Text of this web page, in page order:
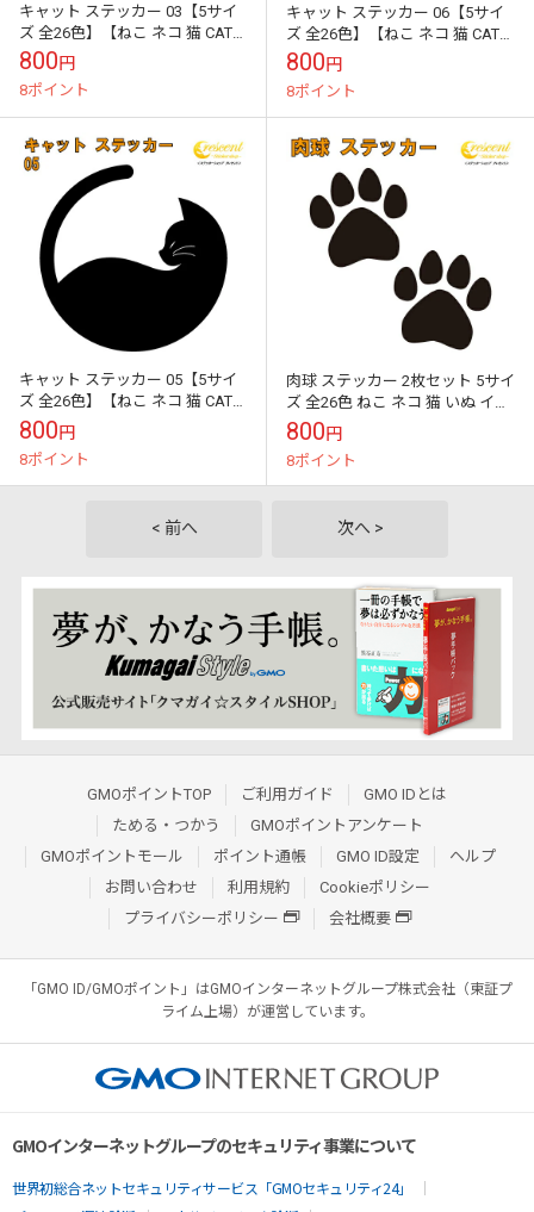
キャット ステッカー 03【5サイ
ズ 全26色】【ねこ ネコ 猫 CAT
トライバル タトゥー 傷隠し かわ
いい 可愛い キュート...
800円
8ポイント
キャット ステッカー 06【5サイ
ズ 全26色】【ねこ ネコ 猫 CAT
トライバル タトゥー 傷隠し かわ
いい 可愛い キュート...
800円
8ポイント
キャット ステッカー 05【5サイ
ズ 全26色】【ねこ ネコ 猫 CAT
トライバル タトゥー 傷隠し かわ
いい 可愛い キュート...
800円
8ポイント
肉球 ステッカー 2枚セット 5サイ
ズ 全26色 ねこ ネコ 猫 いぬ イヌ
犬 ドッグ 傷隠し かわいい 可愛
い キュート シー...
800円
8ポイント
< 前へ 次へ >
GMOポイントTOP ご利用ガイド
GMO IDとは
ためる・つかう
GMOポイントアンケート
GMOポイントモール
ポイント通帳 GMO ID設定
ヘルプ
お問い合わせ
利用規約
Cookieポリシー
プライバシーポリシー
会社概要
「GMO ID/GMOポイント」はGMOインターネットグループ株式会社（東証プ
ライム上場）が運営しています。
GMOインターネットグループのセキュリティ事業について
世界初総合ネットセキュリティサービス「GMOセキュリティ24」